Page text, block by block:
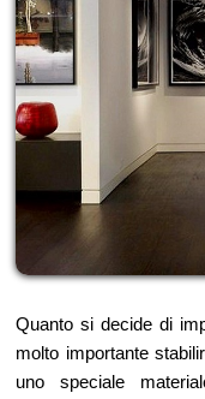
Quanto si decide di
molto importante
uno speciale